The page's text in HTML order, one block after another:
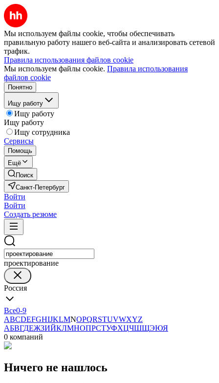
Мы используем файлы cookie, чтобы обеспечивать
правильную работу нашего веб-сайта и анализировать сетевой
трафик.
Правила использования файлов cookie
Мы используем файлы cookie. Правила использования
файлов cookie
Понятно
Ищу работу
Ищу работу
Ищу работу
Ищу сотрудника
Сервисы
Помощь
Ещё
Поиск
Санкт-Петербург
Войти
Войти
Создать резюме
проектирование
Россия
Все0-9
ABCDEFGHIJKLMNOPQRSTUVWXYZ
АБВГДЕЖЗИЙКЛМНОПРСТУФХЦЧШЩЭЮЯ
0 компаний
Ничего не нашлось